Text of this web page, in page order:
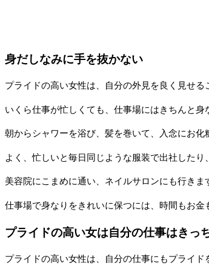
身だしなみに手を抜かない
プライドの高い女性は、自分の外見を良く見せる
いくら仕事が忙しくても、仕事場にはきちんと身
朝からシャワーを浴び、髪を巻いて、入念にお化
よく、忙しいと毎日同じような服装で出社した
美容院にこまめに通い、ネイルサロンにも行きま
仕事場で身なりをきれいに保つには、時間もお金
プライドの高い女は自分の仕事はきっ
プライドの高い女性は、自分の仕事にもプライド